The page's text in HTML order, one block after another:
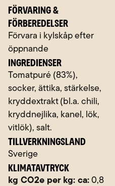
FÖRVARING &
FÖRBEREDELSER
Förvara i kylskåp efter
öppnande
INGREDIENSER
Tomatpuré (83%),
socker, ättika, stärkelse,
kryddextrakt (bl.a. chili,
kryddnejlika, kanel, lök,
vitlök), salt.
TILLVERKNINGSLAND
Sverige
KLIMATAVTRYCK
kg CO2e per kg: ca: 0,8